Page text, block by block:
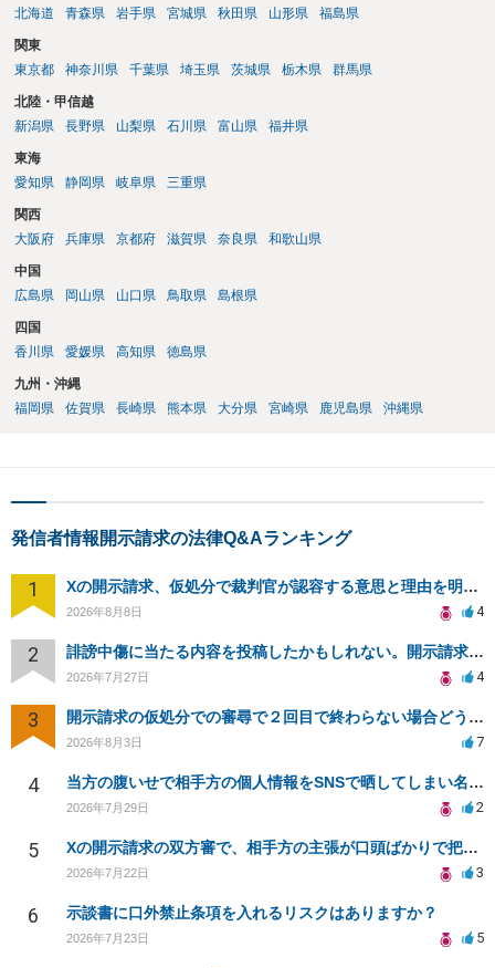
北海道
青森県 岩手県 宮城県 秋田県 山形県 福島県
関東
東京都
神奈川県 千葉県 埼玉県 茨城県 栃木県 群馬県
北陸・甲信越
新潟県
長野県 山梨県 石川県 富山県 福井県
東海
愛知県
静岡県 岐阜県 三重県
関西
大阪府
兵庫県 京都府 滋賀県 奈良県 和歌山県
中国
広島県
岡山県 山口県 鳥取県 島根県
四国
香川県
愛媛県 高知県 徳島県
九州・沖縄
福岡県
佐賀県 長崎県 熊本県 大分県 宮崎県 鹿児島県 沖縄県
発信者情報開示請求の法律Q&Aランキング
1 Xの開示請求、仮処分で裁判官が認容する意思と理由を明確化しても、相手側は争って引き延ばしますか
2026年8月8日 4
2 誹謗中傷に当たる内容を投稿したかもしれない。開示請求や民事刑事裁判に発展しうるのか教えて欲しい。
2026年7月27日 4
3 開示請求の仮処分での審尋で２回目で終わらない場合どうしたらいいですか
2026年8月3日 7
4 当方の腹いせで相手方の個人情報をSNSで晒してしまい名誉毀損させてしまったかもしれない
2026年7月29日 2
5 Xの開示請求の双方審で、相手方の主張が口頭ばかりで把握しきれません
2026年7月22日 3
6 示談書に口外禁止条項を入れるリスクはありますか？
2026年7月23日 5